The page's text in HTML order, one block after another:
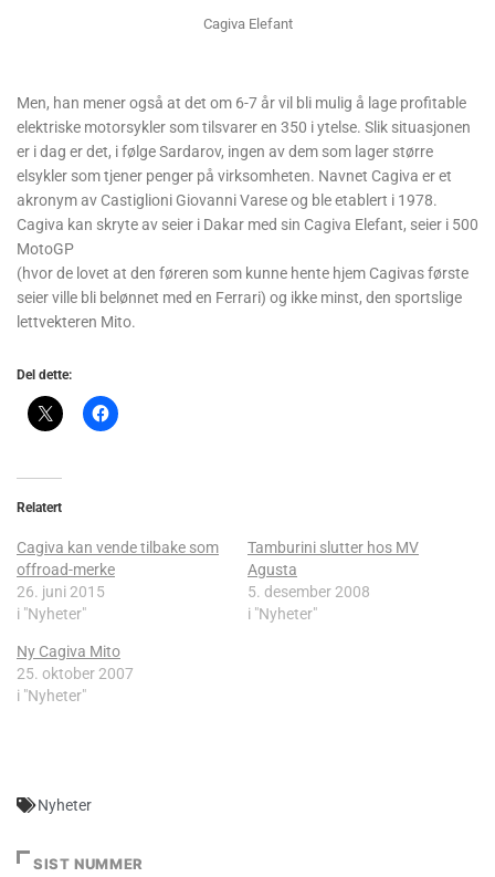
Cagiva Elefant
Men, han mener også at det om 6-7 år vil bli mulig å lage profitable
elektriske motorsykler som tilsvarer en 350 i ytelse. Slik situasjonen
er i dag er det, i følge Sardarov, ingen av dem som lager større
elsykler som tjener penger på virksomheten. Navnet Cagiva er et
akronym av Castiglioni Giovanni Varese og ble etablert i 1978.
Cagiva kan skryte av seier i Dakar med sin Cagiva Elefant, seier i 500
MotoGP
(hvor de lovet at den føreren som kunne hente hjem Cagivas første
seier ville bli belønnet med en Ferrari) og ikke minst, den sportslige
lettvekteren Mito.
Del dette:
Relatert
Cagiva kan vende tilbake som
offroad-merke
26. juni 2015
i "Nyheter"
Tamburini slutter hos MV
Agusta
5. desember 2008
i "Nyheter"
Ny Cagiva Mito
25. oktober 2007
i "Nyheter"
Nyheter
SIST NUMMER